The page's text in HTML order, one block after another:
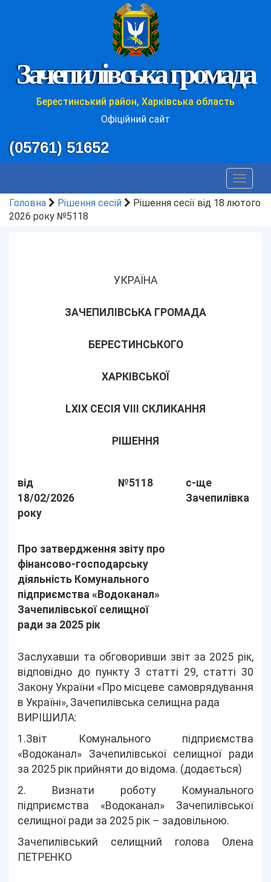
Зачепилівська громада
Берестинський район, Харківська область
Офіційний сайт
(05761) 51652
Toggle
Головна
Рішення сесій
Рішення сесії від 18 лютого
2026 року №5118
УКРАЇНА
ЗАЧЕПИЛІВСЬКА ГРОМАДА
БЕРЕСТИНСЬКОГО
ХАРКІВСЬКОЇ
LXIX СЕСІЯ VIII СКЛИКАННЯ
РІШЕННЯ
від
18/02/2026
року
№5118
с-ще
Зачепилівка
Про затвердження звіту про
фінансово-господарську
діяльність Комунального
підприємства «Водоканал»
Зачепилівської селищної
ради за 2025 рік
Заслухавши та обговоривши звіт за 2025 рік,
відповідно до пункту 3 статті 29, статті 30
Закону України «Про місцеве самоврядування
в Україні», Зачепилівська селищна рада
ВИРІШИЛА:
1.Звіт Комунального підприємства
«Водоканал» Зачепилівської селищної ради
за 2025 рік прийняти до відома. (додається)
2. Визнати роботу Комунального
підприємства «Водоканал» Зачепилівської
селищної ради за 2025 рік – задовільною.
Зачепилівський селищний голова Олена
ПЕТРЕНКО